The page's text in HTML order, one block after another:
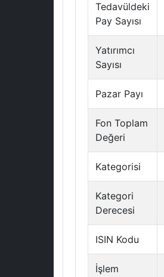
Tedavüldeki
Pay Sayısı
Yatırımcı
Sayısı
Pazar Payı
Fon Toplam
Değeri
Kategorisi
Kategori
Derecesi
ISIN Kodu
İşlem